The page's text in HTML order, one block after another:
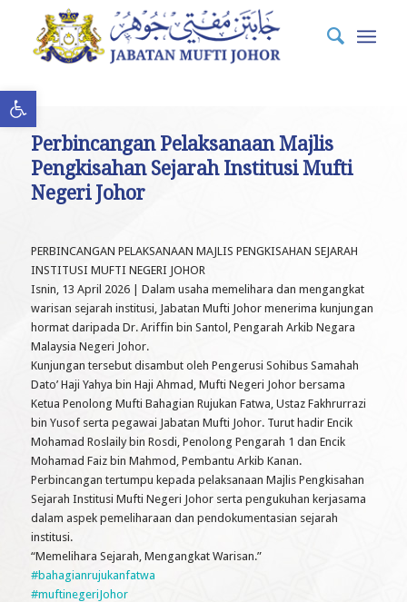
Open toolbar
Perbincangan Pelaksanaan Majlis
Pengkisahan Sejarah Institusi Mufti
Negeri Johor
PERBINCANGAN PELAKSANAAN MAJLIS PENGKISAHAN SEJARAH
INSTITUSI MUFTI NEGERI JOHOR
Isnin, 13 April 2026 | Dalam usaha memelihara dan mengangkat
warisan sejarah institusi, Jabatan Mufti Johor menerima kunjungan
hormat daripada Dr. Ariffin bin Santol, Pengarah Arkib Negara
Malaysia Negeri Johor.
Kunjungan tersebut disambut oleh Pengerusi Sohibus Samahah
Dato’ Haji Yahya bin Haji Ahmad, Mufti Negeri Johor bersama
Ketua Penolong Mufti Bahagian Rujukan Fatwa, Ustaz Fakhrurrazi
bin Yusof serta pegawai Jabatan Mufti Johor. Turut hadir Encik
Mohamad Roslaily bin Rosdi, Penolong Pengarah 1 dan Encik
Mohamad Faiz bin Mahmod, Pembantu Arkib Kanan.
Perbincangan tertumpu kepada pelaksanaan Majlis Pengkisahan
Sejarah Institusi Mufti Negeri Johor serta pengukuhan kerjasama
dalam aspek pemeliharaan dan pendokumentasian sejarah
institusi.
“Memelihara Sejarah, Mengangkat Warisan.”
#bahagianrujukanfatwa
#muftinegeriJohor